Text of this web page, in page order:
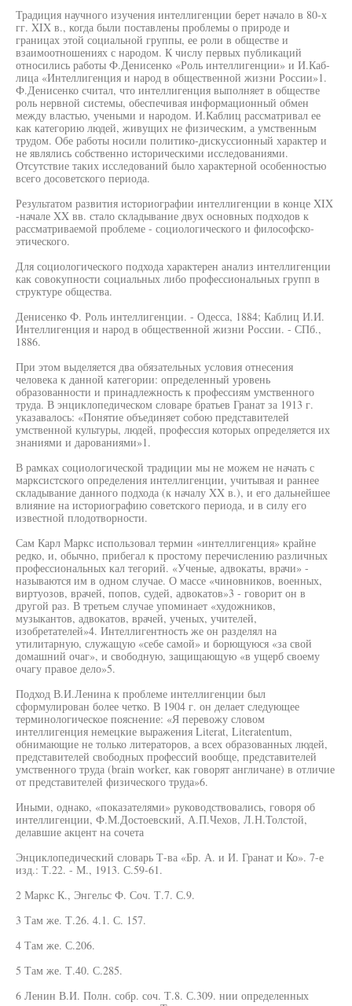
Традиция научного изучения интеллигенции берет начало в 80-х
гг. XIX в., когда были поставлены проблемы о природе и
границах этой социальной группы, ее роли в обществе и
взаимоотношениях с народом. К числу первых публикаций
относились работы Ф.Денисенко «Роль интеллигенции» и И.Каб-
лица «Интеллигенция и народ в общественной жизни России»1.
Ф.Денисенко считал, что интеллигенция выполняет в обществе
роль нервной системы, обеспечивая информационный обмен
между властью, учеными и народом. И.Каблиц рассматривал ее
как категорию людей, живущих не физическим, а умственным
трудом. Обе работы носили политико-дискуссионный характер и
не являлись собственно историческими исследованиями.
Отсутствие таких исследований было характерной особенностью
всего досоветского периода.
Результатом развития историографии интеллигенции в конце XIX
-начале XX вв. стало складывание двух основных подходов к
рассматриваемой проблеме - социологического и философско-
этического.
Для социологического подхода характерен анализ интеллигенции
как совокупности социальных либо профессиональных групп в
структуре общества.
Денисенко Ф. Роль интеллигенции. - Одесса, 1884; Каблиц И.И.
Интеллигенция и народ в общественной жизни России. - СПб.,
1886.
При этом выделяется два обязательных условия отнесения
человека к данной категории: определенный уровень
образованности и принадлежность к профессиям умственного
труда. В энциклопедическом словаре братьев Гранат за 1913 г.
указавалось: «Понятие объединяет собою представителей
умственной культуры, людей, профессия которых определяется их
знаниями и дарованиями»1.
В рамках социологической традиции мы не можем не начать с
марксистского определения интеллигенции, учитывая и раннее
складывание данного подхода (к началу XX в.), и его дальнейшее
влияние на историографию советского периода, и в силу его
известной плодотворности.
Сам Карл Маркс использовал термин «интеллигенция» крайне
редко, и, обычно, прибегал к простому перечислению различных
профессиональных кал тегорий. «Ученые, адвокаты, врачи» -
называются им в одном случае. О массе «чиновников, военных,
виртуозов, врачей, попов, судей, адвокатов»3 - говорит он в
другой раз. В третьем случае упоминает «художников,
музыкантов, адвокатов, врачей, ученых, учителей,
изобретателей»4. Интеллигентность же он разделял на
утилитарную, служащую «себе самой» и борющуюся «за свой
домашний очаг», и свободную, защищающую «в ущерб своему
очагу правое дело»5.
Подход В.И.Ленина к проблеме интеллигенции был
сформулирован более четко. В 1904 г. он делает следующее
терминологическое пояснение: «Я перевожу словом
интеллигенция немецкие выражения Literat, Literatentum,
обнимающие не только литераторов, а всех образованных людей,
представителей свободных профессий вообще, представителей
умственного труда (brain worker, как говорят англичане) в отличие
от представителей физического труда»6.
Иными, однако, «показателями» руководствовались, говоря об
интеллигенции, Ф.М.Достоевский, А.П.Чехов, Л.Н.Толстой,
делавшие акцент на сочета
Энциклопедический словарь Т-ва «Бр. А. и И. Гранат и Ко». 7-е
изд.: Т.22. - М., 1913. С.59-61.
2 Маркс К., Энгельс Ф. Соч. Т.7. С.9.
3 Там же. Т.26. 4.1. С. 157.
4 Там же. С.206.
5 Там же. Т.40. С.285.
6 Ленин В.И. Полн. собр. соч. Т.8. С.309. нии определенных